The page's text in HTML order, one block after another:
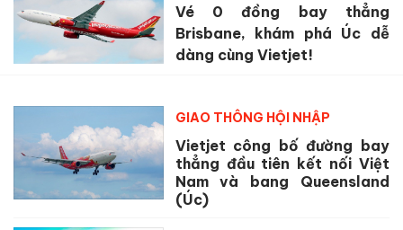
Vé 0 đồng bay thẳng
Brisbane, khám phá Úc dễ
dàng cùng Vietjet!
GIAO THÔNG HỘI NHẬP
Vietjet công bố đường bay
thẳng đầu tiên kết nối Việt
Nam và bang Queensland
(Úc)